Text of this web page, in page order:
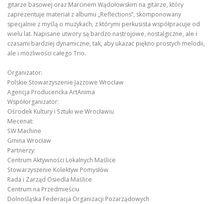
gitarze basowej oraz Marcinem Wądołowskim na gitarze, który
zaprezentuje materiał z albumu „Reflections”, skomponowany
specjalnie z myślą o muzykach, z którymi perkusista współpracuje od
wielu lat. Napisane utwory są bardzo nastrojowe, nostalgiczne, ale i
czasami bardziej dynamiczne, tak, aby ukazać piękno prostych melodii,
ale i możliwości całego Trio.
Organizator:
Polskie Stowarzyszenie Jazzowe Wrocław
Agencja Producencka ArtAnima
Współorganizator:
Ośrodek Kultury i Sztuki we Wrocławiu
Mecenat:
SW Machine
Gmina Wrocław
Partnerzy:
Centrum Aktywności Lokalnych Maślice
Stowarzyszenie Kolektyw Pomysłów
Rada i Zarząd Osiedla Maślice
Centrum na Przedmieściu
Dolnośląska Federacja Organizacji Pozarządowych